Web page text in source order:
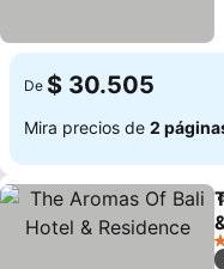
De $ 30.505
Mira precios de 2